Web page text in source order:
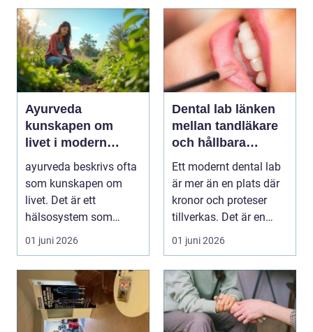
Ayurveda
kunskapen om
livet i modern
vardag
ayurveda beskrivs ofta
som kunskapen om
livet. Det är ett
hälsosystem som
betonar balans, helhet
och...
01 juni 2026
Dental lab länken
mellan tandläkare
och hållbara
leenden
Ett modernt dental lab
är mer än en plats där
kronor och proteser
tillverkas. Det är en
teknisk och ...
01 juni 2026